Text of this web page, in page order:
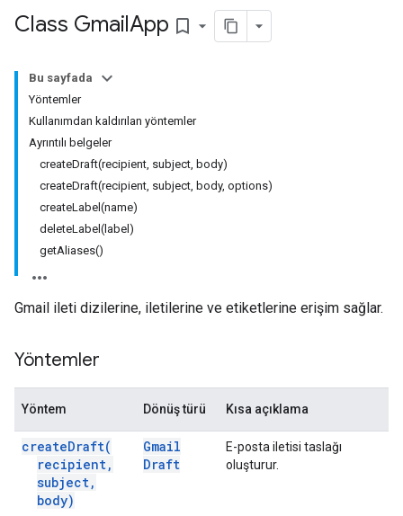
Class GmailApp bookmark_border
Bu sayfada
Yöntemler
Kullanımdan kaldırılan yöntemler
Ayrıntılı belgeler
createDraft(recipient, subject, body)
createDraft(recipient, subject, body, options)
createLabel(name)
deleteLabel(label)
getAliases()
Gmail ileti dizilerine, iletilerine ve etiketlerine erişim sağlar.
Yöntemler
Yöntem Dönüş türü Kısa açıklama
createDraft(
recipient,
subject,
body)
Gmail
Draft
E-posta iletisi taslağı
oluşturur.